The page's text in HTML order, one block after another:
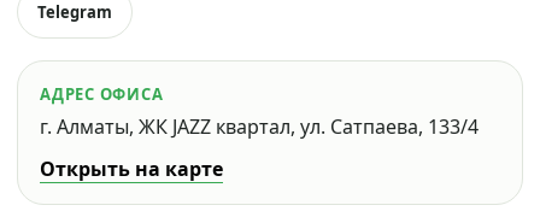
Telegram
АДРЕС ОФИСА
г. Алматы, ЖК JAZZ квартал, ул. Сатпаева, 133/4
Открыть на карте